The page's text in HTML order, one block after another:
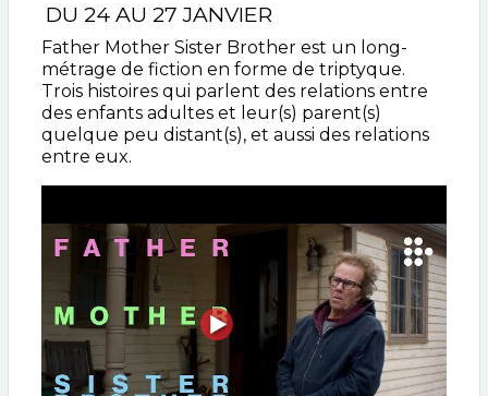
DU 24 AU 27 JANVIER
Father Mother Sister Brother est un long-
métrage de fiction en forme de triptyque.
Trois histoires qui parlent des relations entre
des enfants adultes et leur(s) parent(s)
quelque peu distant(s), et aussi des relations
entre eux.